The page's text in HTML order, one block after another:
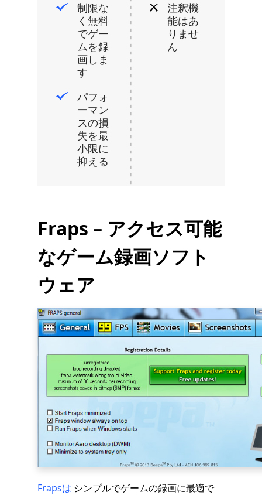
制限な
く無料
でゲー
ムを録
画しま
す
パフォ
ーマン
スの損
失を最
小限に
抑える
注釈機
能はあ
りませ
ん
Fraps – アクセス可能
なゲーム録画ソフト
ウェア
Frapsは シンプルでゲームの録画に最適で